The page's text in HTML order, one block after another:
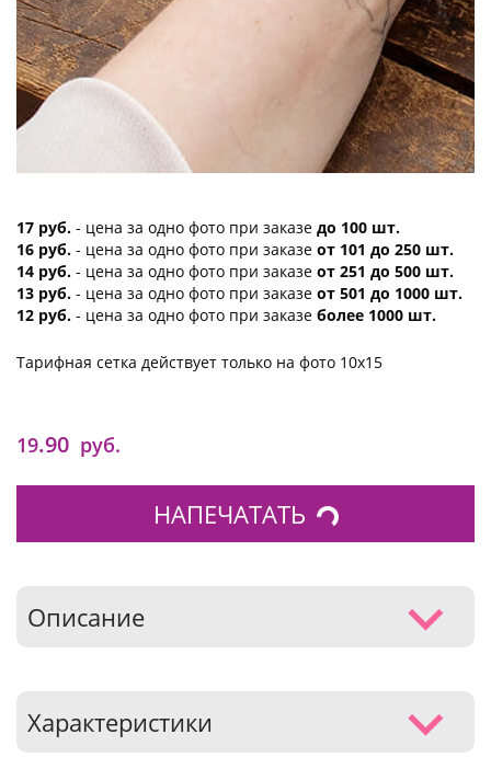
17 руб. - цена за одно фото при заказе до 100 шт.
16 руб. - цена за одно фото при заказе от 101 до 250 шт.
14 руб. - цена за одно фото при заказе от 251 до 500 шт.
13 руб. - цена за одно фото при заказе от 501 до 1000 шт.
12 руб. - цена за одно фото при заказе более 1000 шт.
Тарифная сетка действует только на фото 10х15
19.90 руб.
НАПЕЧАТАТЬ
Описание
Характеристики